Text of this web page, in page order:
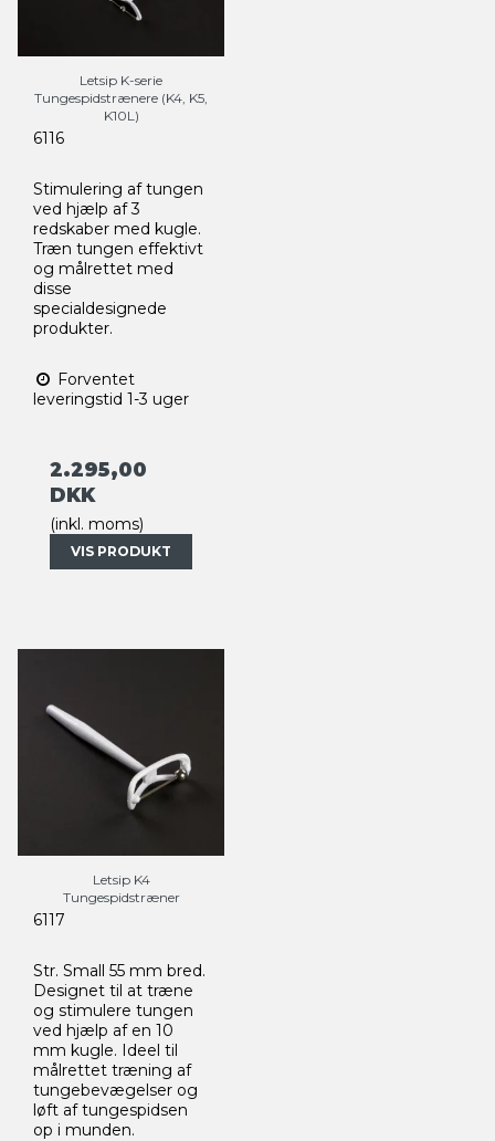
Letsip K-serie
Tungespidstrænere (K4, K5,
K10L)
6116
Stimulering af tungen
ved hjælp af 3
redskaber med kugle.
Træn tungen effektivt
og målrettet med
disse
specialdesignede
produkter.
Forventet
leveringstid 1-3 uger
2.295,00
DKK
(inkl. moms)
VIS PRODUKT
Letsip K4
Tungespidstræner
6117
Str. Small 55 mm bred.
Designet til at træne
og stimulere tungen
ved hjælp af en 10
mm kugle. Ideel til
målrettet træning af
tungebevægelser og
løft af tungespidsen
op i munden.